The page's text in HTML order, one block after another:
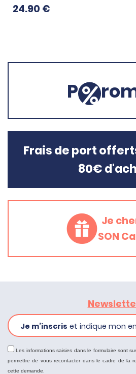
24.90 €
P
Frais de port
80€
Je
SON
Je m’inscris et indique mon
Les informations saisies dans le formulaire sont
permettre de vous recontacter dans le cadre de la
cette demande.